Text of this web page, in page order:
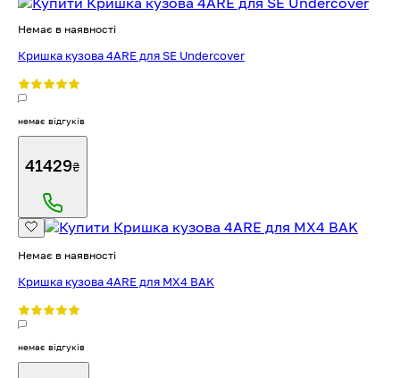
Немає в наявності
Кришка кузова 4ARE для SE Undercover
немає відгуків
41429₴
Немає в наявності
Кришка кузова 4ARE для MX4 BAK
немає відгуків